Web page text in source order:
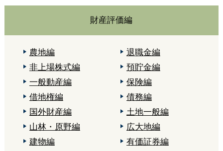
財産評価編
農地編
退職金編
非上場株式編
預貯金編
一般動産編
保険編
借地権編
債務編
国外財産編
土地一般編
山林・原野編
広大地編
建物編
有価証券編